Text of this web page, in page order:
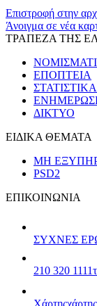
Επιστροφή στην
Άνοιγμα σε νέα
ΤΡΑΠΕΖΑ ΤΗΣ
ΕΠΟΠΤΕΙΑ
ΔΙΚΤΥΟ
ΕΙΔΙΚΑ ΘΕΜΑΤΑ
ΜΗ
PSD2
ΕΠΙΚΟΙΝΩΝΙΑ
ΣΥΧΝΕΣ
210 320 1111
Χάρτηςχάρτης